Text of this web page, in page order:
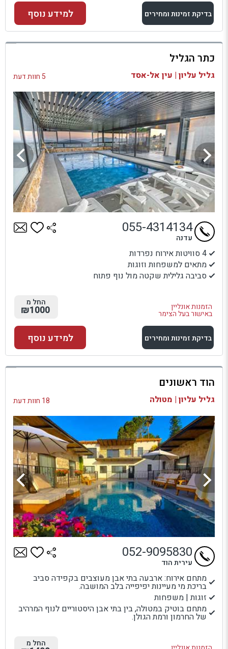
בדיקת זמינות ומחירים
למתחם זה
בדיקת זמינות ומחירים
למידע נוסף
כתר הגליל
גליל עליון | עין אל-אסד 5 חוות דעת
4 סוויטות אירוח נפרדות
מתאים למשפחות וזוגות
סביבה גלילית שקטה מול נוף פתוח
הזמנות אונליין
באישור בעל הצימר
055-4314134
עדנה
החל מ
₪1000
בדיקת זמינות ומחירים
למתחם זה
בדיקת זמינות ומחירים
למידע נוסף
הוד ראשונים
גליל עליון | מטולה 18 חוות דעת
מתחם אירוח: ארבעה בתי אבן מעוצבים בקפידה סביב
בריכת מי מעיינות יפיפייה בלב המושבה.
זוגות | משפחות
מתחם בוטיק במטולה, בין בתי אבן היסטוריים לנוף המרהיב
של החרמון ורמת הגולן.
052-9095830
עירית הוד
החל מ